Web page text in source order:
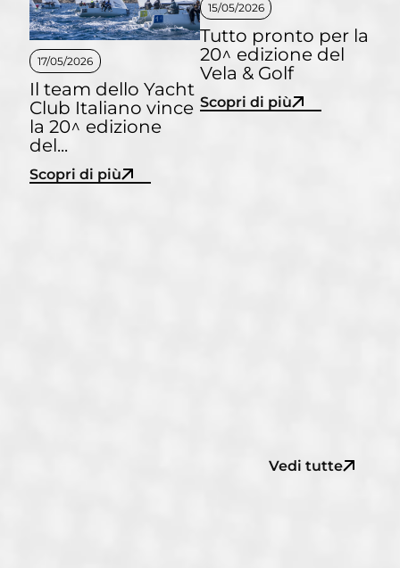
17/05/2026
Il team dello Yacht
Club Italiano vince
la 20^ edizione
del...
Scopri di più
15/05/2026
Tutto pronto per la
20^ edizione del
Vela & Golf
Scopri di più
Vedi tutte